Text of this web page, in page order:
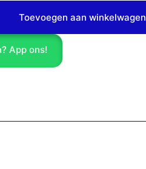
Toevoegen aan winkelwagen
App ons!